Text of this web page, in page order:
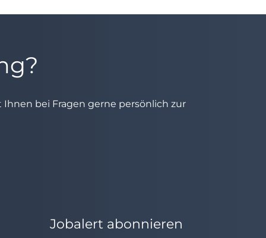
Ihnen bei Fragen gerne persönlich zur
Jobalert abonnieren